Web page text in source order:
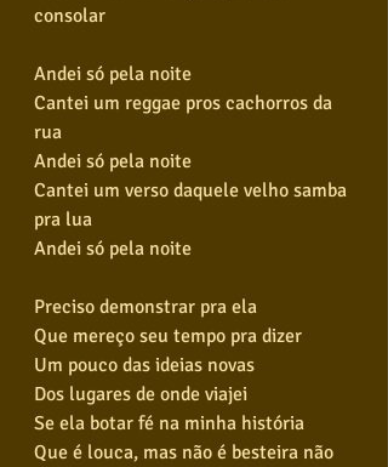
consolar
Andei só pela noite
Cantei um reggae pros cachorros da
rua
Andei só pela noite
Cantei um verso daquele velho samba
pra lua
Andei só pela noite
Preciso demonstrar pra ela
Que mereço seu tempo pra dizer
Um pouco das ideias novas
Dos lugares de onde viajei
Se ela botar fé na minha história
Que é louca, mas não é besteira não